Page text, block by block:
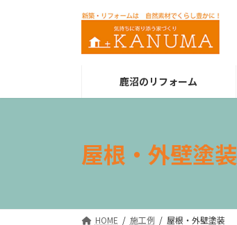
鹿沼のリフォーム
屋根・外壁塗装
HOME 施工例 屋根・外壁塗装